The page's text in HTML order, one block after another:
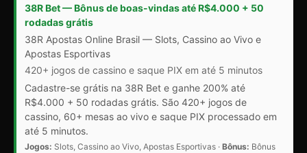
38R Bet — Bônus de boas-vindas até R$4.000 + 50
rodadas grátis
38R Apostas Online Brasil — Slots, Cassino ao Vivo e
Apostas Esportivas
420+ jogos de cassino e saque PIX em até 5 minutos
Cadastre-se grátis na 38R Bet e ganhe 200% até
R$4.000 + 50 rodadas grátis. São 420+ jogos de
cassino, 60+ mesas ao vivo e saque PIX processado em
até 5 minutos.
Jogos: Slots, Cassino ao Vivo, Apostas Esportivas · Bônus: Bônus